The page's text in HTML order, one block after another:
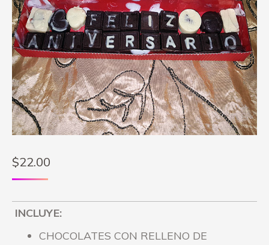
$22.00
INCLUYE:
CHOCOLATES CON RELLENO DE